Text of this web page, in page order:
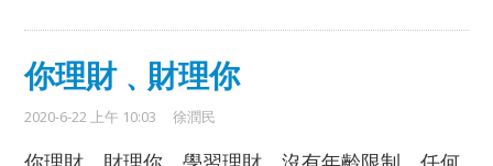
你理財﹑財理你
2020-6-22 上午 10:03 徐潤民